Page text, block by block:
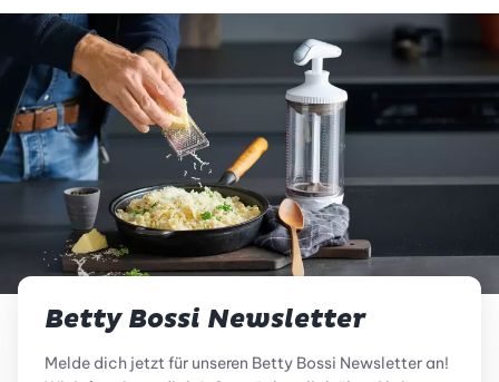
Betty Bossi Newsletter
Melde dich jetzt für unseren Betty Bossi Newsletter an!